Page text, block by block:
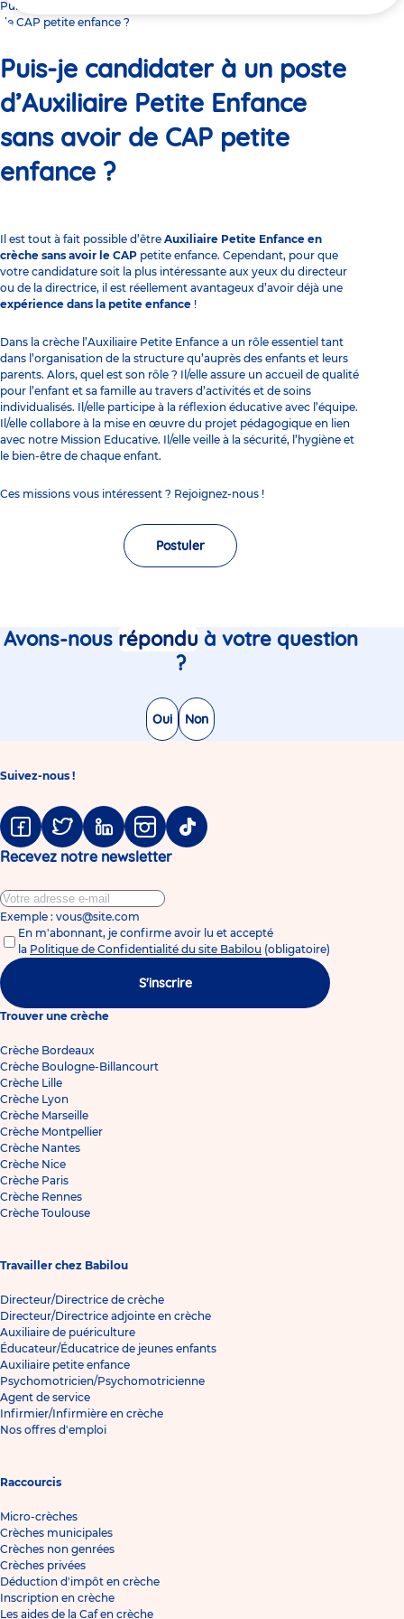
ici
Puis-je candidater à un poste d’Auxiliaire Petite Enfance sans avoir
de CAP petite enfance ?
Puis-je candidater à un poste
d’Auxiliaire Petite Enfance
sans avoir de CAP petite
enfance ?
Il est tout à fait possible d’être Auxiliaire Petite Enfance en
crèche sans avoir le CAP petite enfance. Cependant, pour que
votre candidature soit la plus intéressante aux yeux du directeur
ou de la directrice, il est réellement avantageux d’avoir déjà une
expérience dans la petite enfance !
Dans la crèche l’Auxiliaire Petite Enfance a un rôle essentiel tant
dans l’organisation de la structure qu’auprès des enfants et leurs
parents. Alors, quel est son rôle ? Il/elle assure un accueil de qualité
pour l’enfant et sa famille au travers d’activités et de soins
individualisés. Il/elle participe à la réflexion éducative avec l’équipe.
Il/elle collabore à la mise en œuvre du projet pédagogique en lien
avec notre Mission Educative. Il/elle veille à la sécurité, l’hygiène et
le bien-être de chaque enfant.
Ces missions vous intéressent ? Rejoignez-nous !
Postuler
Avons-nous réponduà votre question
?
Non
Oui
Suivez-nous !
Facebook
TwitterLinkedinInstagram
Tiktok
Recevez notre newsletter
Exemple : vous@site.com
En m'abonnant, je confirme avoir lu et accepté
la Politique de Confidentialité du site Babilou (obligatoire)
S'inscrire
Trouver une crèche
Crèche Bordeaux
Crèche Boulogne-Billancourt
Crèche Lille
Crèche Lyon
Crèche Marseille
Crèche Montpellier
Crèche Nantes
Crèche Nice
Crèche Paris
Crèche Rennes
Crèche Toulouse
Travailler chez Babilou
Directeur/Directrice de crèche
Directeur/Directrice adjointe en crèche
Auxiliaire de puériculture
Éducateur/Éducatrice de jeunes enfants
Auxiliaire petite enfance
Psychomotricien/Psychomotricienne
Agent de service
Infirmier/Infirmière en crèche
Nos offres d'emploi
Raccourcis
Micro-crèches
Crèches municipales
Crèches non genrées
Crèches privées
Déduction d'impôt en crèche
Inscription en crèche
Les aides de la Caf en crèche